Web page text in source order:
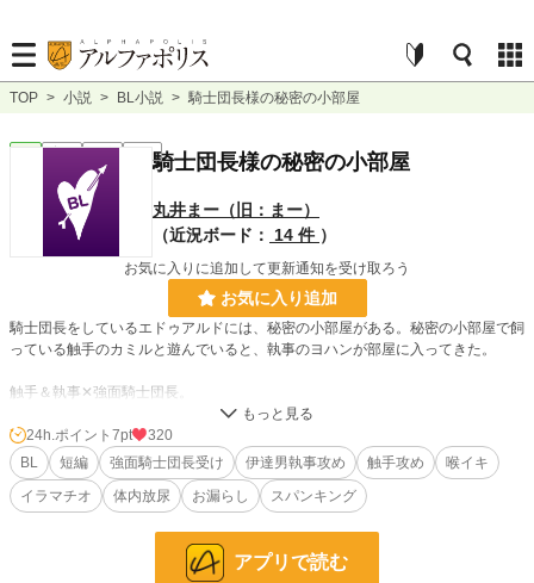
TOP > 小説 > BL小説 > 騎士団長様の秘密の小部屋
完結 短編 R18騎士団長様の秘密の小部屋
丸井まー（旧：まー）
（近況ボード：
14 件 ）
お気に入りに追加して更新通知を受け取ろう
お気に入り追加
騎士団長をしているエドゥアルドには、秘密の小部屋がある。秘密の小部屋で飼
っている触手のカミルと遊んでいると、執事のヨハンが部屋に入ってきた。
触手＆執事✕強面騎士団長。
※♡喘ぎ、NTR要素、触手、スパンキング、喉イキ、イラマチオ、お漏らし、
小スカ、体内放尿があります！
※ムーンライトノベルズさんでも公開しております。
38,519 位 / 228,888 件
24h.ポイント 7pt
320
BL
短編 強面騎士団長受け 伊達男執事攻め 触手攻め
喉イキ
イラマチオ
体内放尿 お漏らし スパンキング
アプリで読む